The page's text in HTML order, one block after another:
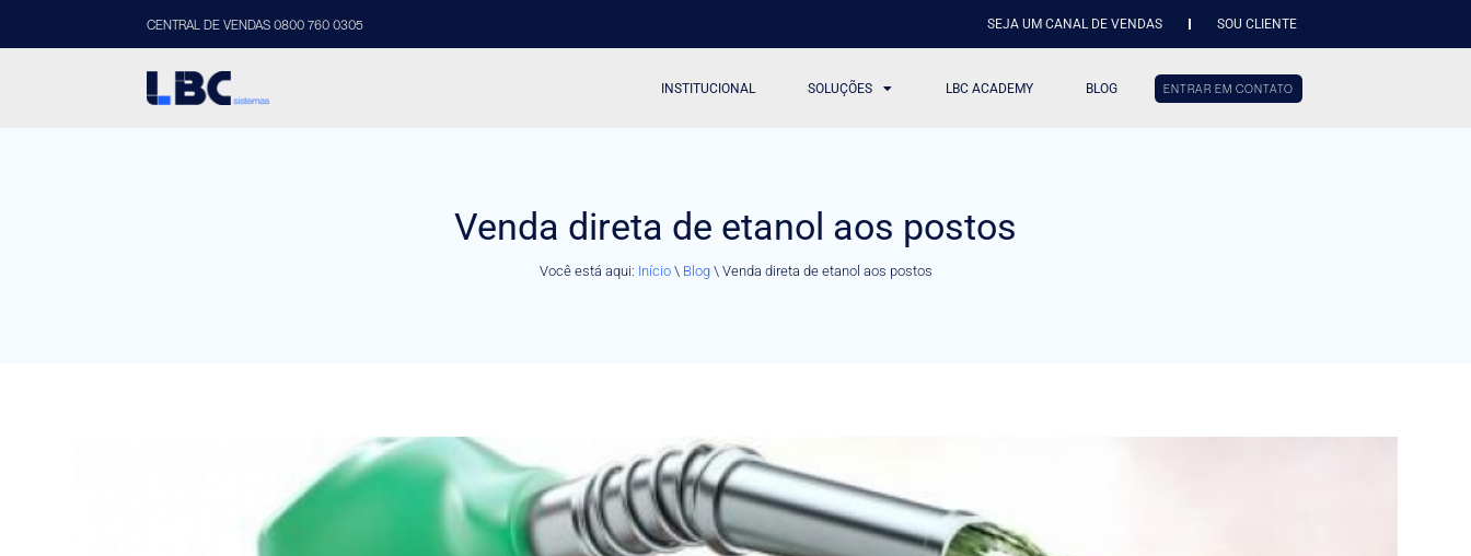
CENTRAL DE VENDAS 0800 760 0305 SEJA UM CANAL DE VENDAS SOU CLIENTE
INSTITUCIONAL SOLUÇÕES LBC ACADEMY BLOG ENTRAR EM CONTATO
Venda direta de etanol aos postos
Você está aqui: Início\ Blog\ Venda direta de etanol aos postos